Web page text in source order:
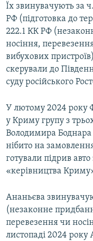
Їх звинувачують за
РФ (підготовка до
222.1 КК РФ
носіння,
вибухових
скерували до
суду російського
У лютому 2024 року
у Криму групу з
Володимира
нібито на
готували підрив
«керівництва
Ананьєва
(незаконне
перевезення чи
листопаді 2024